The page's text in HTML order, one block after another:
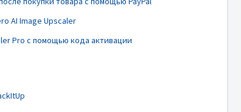
AI Image Upscaler
Pro с помощью кода активации